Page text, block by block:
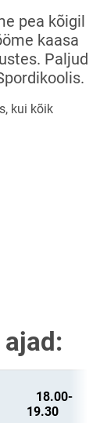
pea kõigil
kaasa
Paljud
kui kõik
18.00-
19.30